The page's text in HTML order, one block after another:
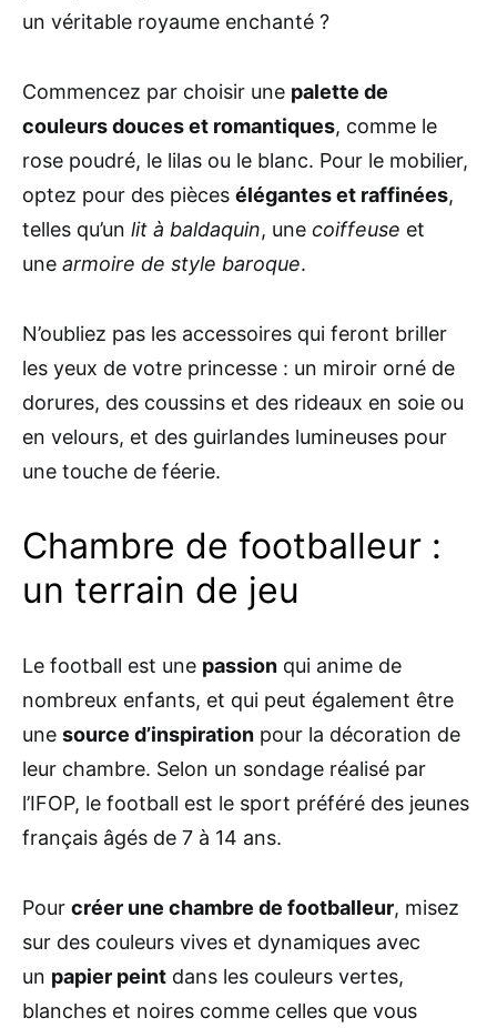
un véritable royaume enchanté ?
Commencez par choisir une palette de
couleurs douces et romantiques, comme le
rose poudré, le lilas ou le blanc. Pour le mobilier,
optez pour des pièces élégantes et raffinées,
telles qu’un lit à baldaquin, une coiffeuse et
une armoire de style baroque.
N’oubliez pas les accessoires qui feront briller
les yeux de votre princesse : un miroir orné de
dorures, des coussins et des rideaux en soie ou
en velours, et des guirlandes lumineuses pour
une touche de féerie.
Chambre de footballeur :
un terrain de jeu
Le football est une passion qui anime de
nombreux enfants, et qui peut également être
une source d’inspiration pour la décoration de
leur chambre. Selon un sondage réalisé par
l’IFOP, le football est le sport préféré des jeunes
français âgés de 7 à 14 ans.
Pour créer une chambre de footballeur, misez
sur des couleurs vives et dynamiques avec
un papier peint dans les couleurs vertes,
blanches et noires comme celles que vous